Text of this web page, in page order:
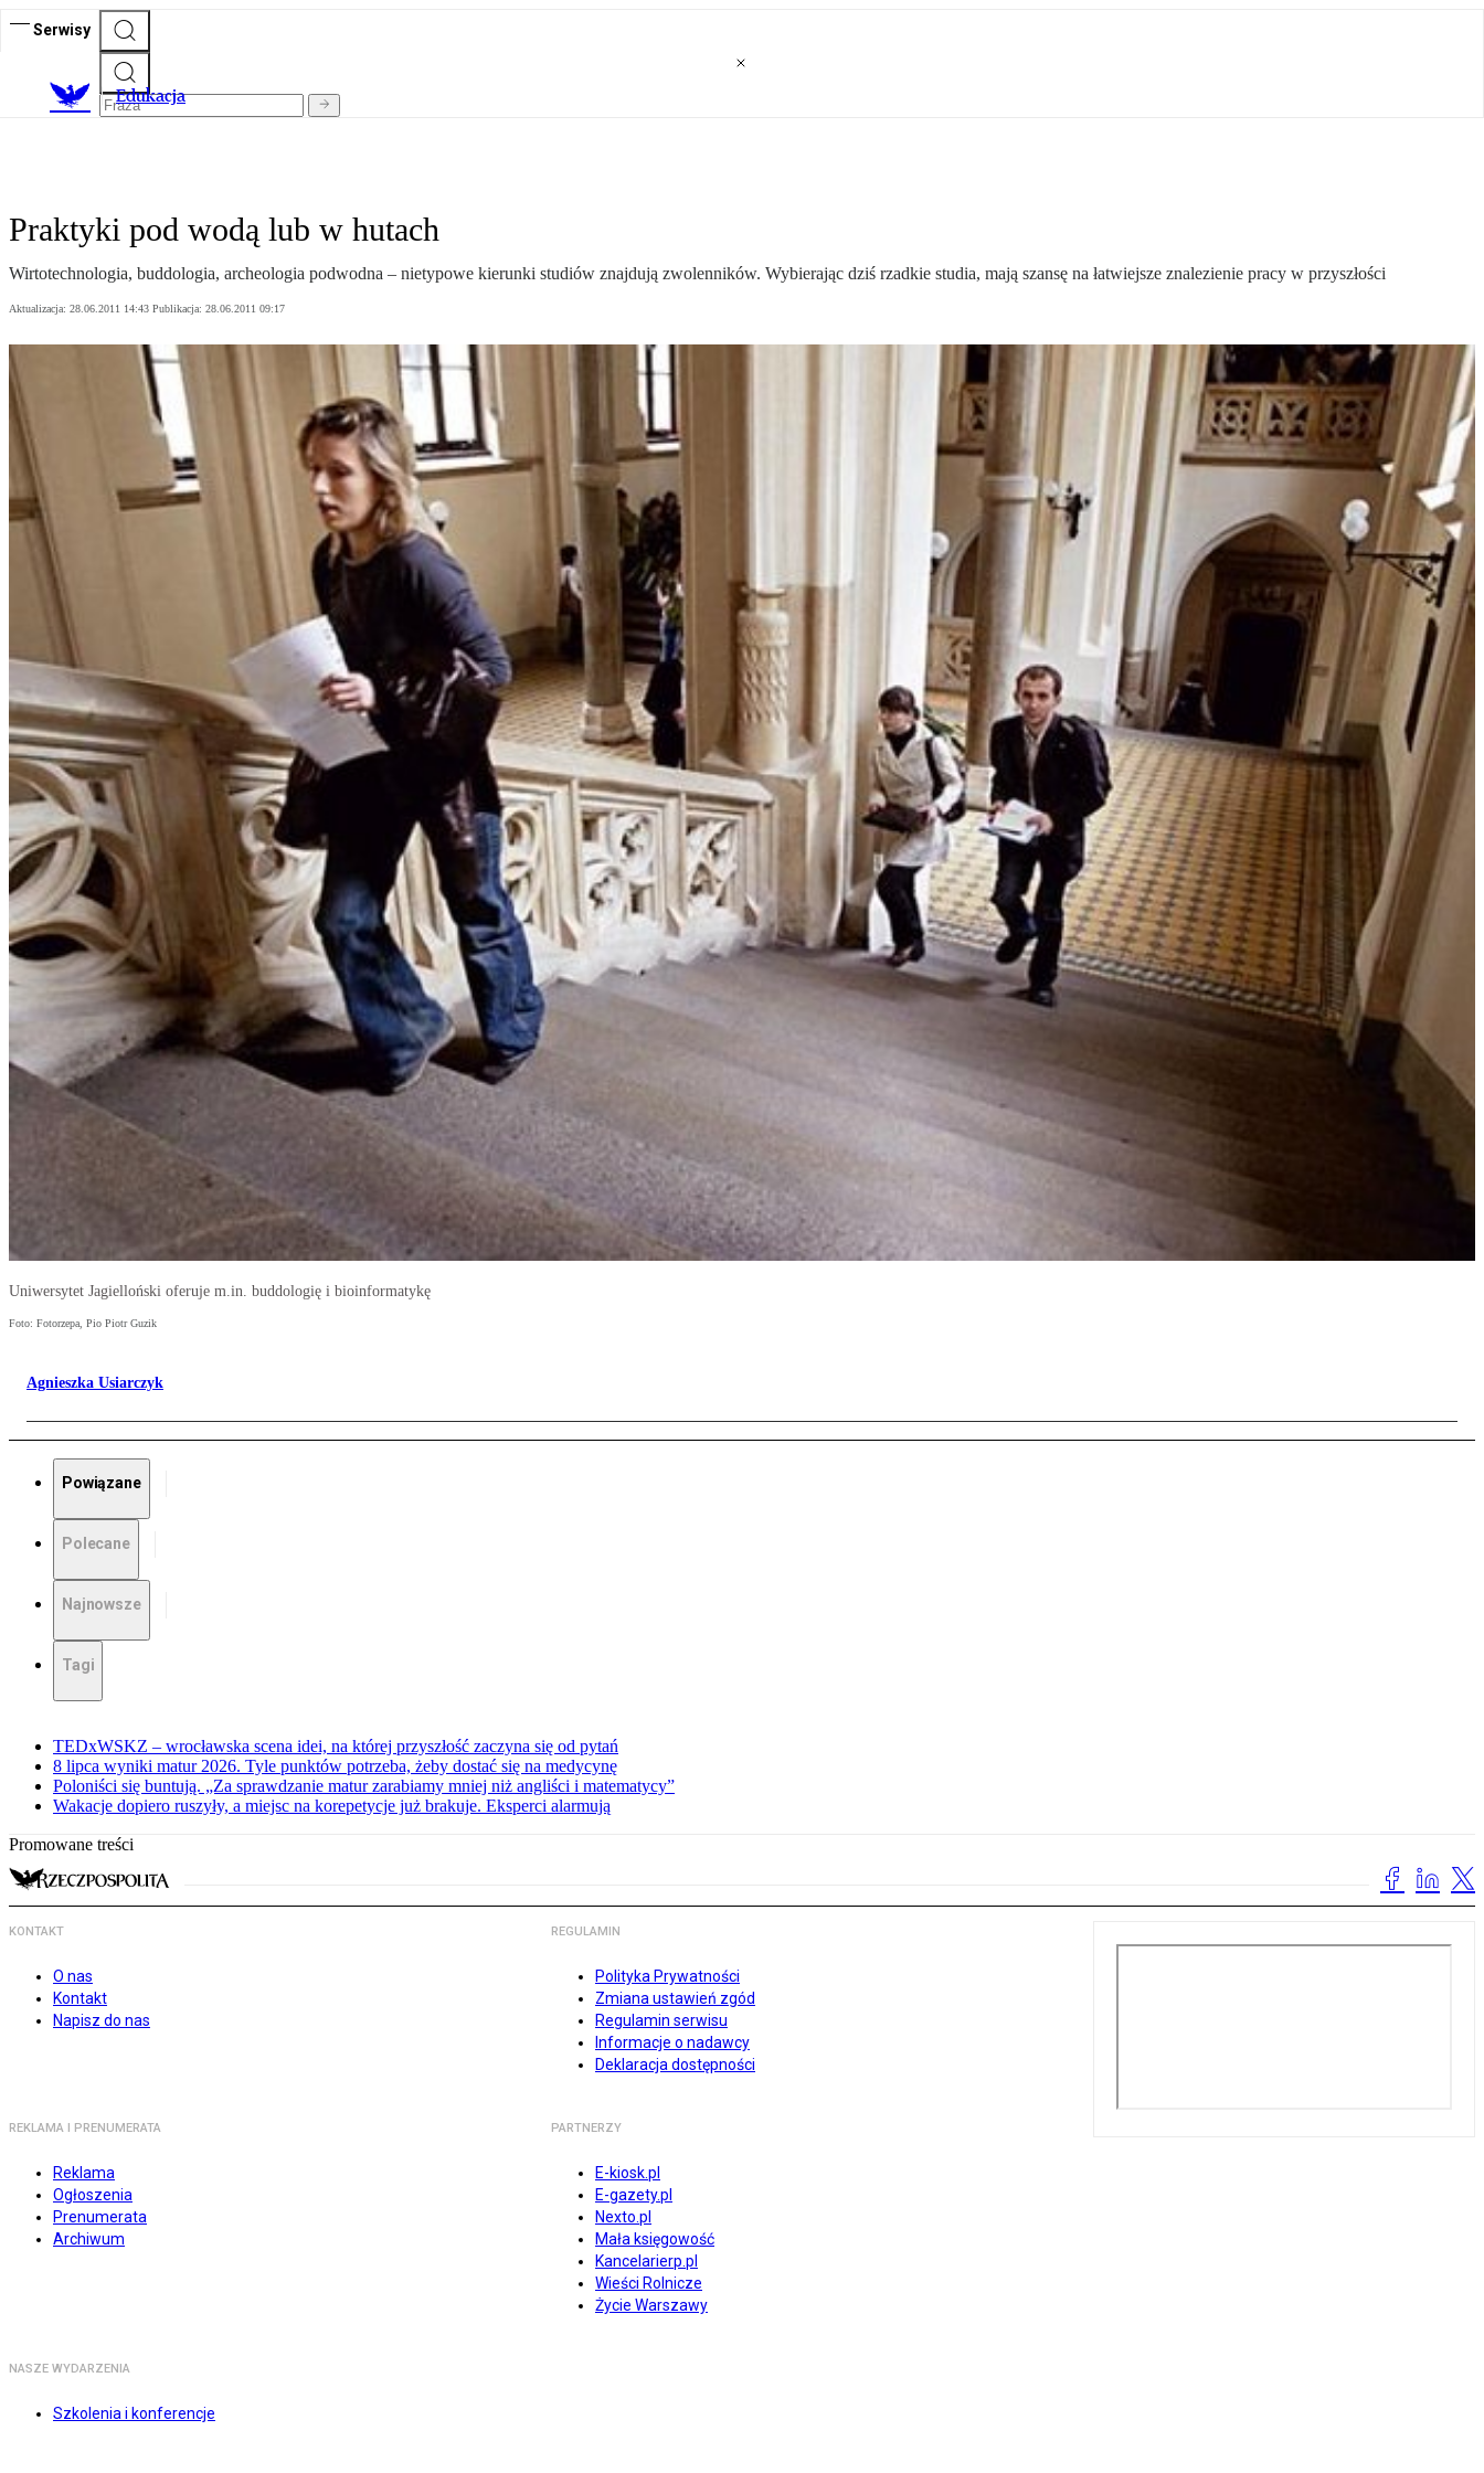
Serwisy
Edukacja
Praktyki pod wodą lub w hutach
Wirtotechnologia, buddologia, archeologia podwodna – nietypowe kierunki studiów znajdują zwolenników. Wybierając dziś rzadkie studia, mają szansę na łatwiejsze znalezienie pracy w przyszłości
Aktualizacja: 28.06.2011 14:43 Publikacja: 28.06.2011 09:17
Uniwersytet Jagielloński oferuje m.in. buddologię i bioinformatykę
Foto: Fotorzepa, Pio Piotr Guzik
Agnieszka Usiarczyk
Powiązane
Polecane
Najnowsze
Tagi
TEDxWSKZ – wrocławska scena idei, na której przyszłość zaczyna się od pytań
8 lipca wyniki matur 2026. Tyle punktów potrzeba, żeby dostać się na medycynę
Poloniści się buntują. „Za sprawdzanie matur zarabiamy mniej niż angliści i matematycy”
Wakacje dopiero ruszyły, a miejsc na korepetycje już brakuje. Eksperci alarmują
Promowane treści
KONTAKT
O nas
Kontakt
Napisz do nas
REGULAMIN
Polityka Prywatności
Zmiana ustawień zgód
Regulamin serwisu
Informacje o nadawcy
Deklaracja dostępności
REKLAMA I PRENUMERATA
Reklama
Ogłoszenia
Prenumerata
Archiwum
PARTNERZY
E-kiosk.pl
E-gazety.pl
Nexto.pl
Mała księgowość
Kancelarierp.pl
Wieści Rolnicze
Życie Warszawy
NASZE WYDARZENIA
Szkolenia i konferencje